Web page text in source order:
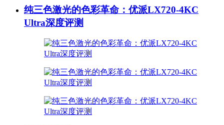
纯三色激光的色彩革命：优派LX720-4KC
Ultra深度评测